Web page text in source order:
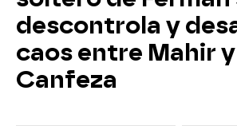
descontrola y
caos entre Mahir y
Canfeza